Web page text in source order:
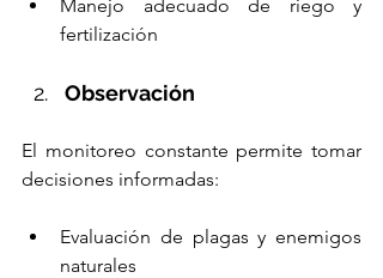
Manejo adecuado de riego y
fertilización
Observación
El monitoreo constante permite tomar
decisiones informadas:
Evaluación de plagas y enemigos
naturales